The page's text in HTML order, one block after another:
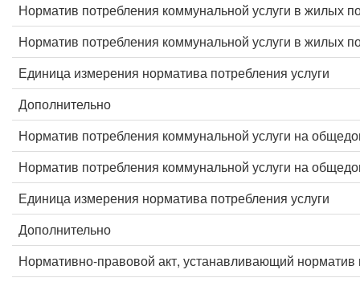
Норматив потребления коммунальной услуги в жилых
Норматив потребления коммунальной услуги в жилых
Единица измерения норматива потребления услуги
Дополнительно
Норматив потребления коммунальной услуги на
Норматив потребления коммунальной услуги на
Единица измерения норматива потребления услуги
Дополнительно
Нормативно-правовой акт, устанавливающий норматив